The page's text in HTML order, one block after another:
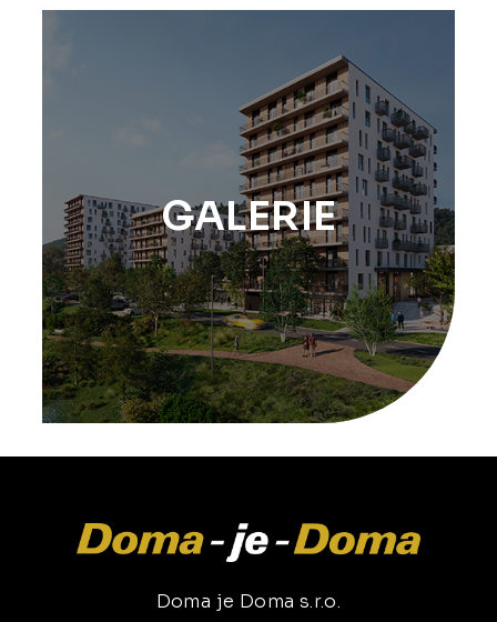
GALERIE
Doma je Doma s.r.o.